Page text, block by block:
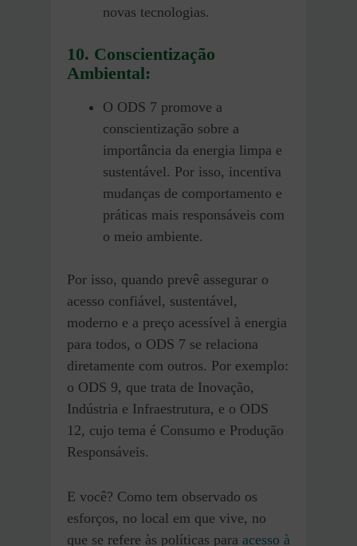
novas tecnologias.
10. Conscientização
Ambiental:
O ODS 7 promove a
conscientização sobre a
importância da energia limpa e
sustentável. Por isso, incentiva
mudanças de comportamento e
práticas mais responsáveis com
o meio ambiente.
Por isso, quando prevê assegurar o
acesso confiável, sustentável,
moderno e a preço acessível à energia
para todos, o ODS 7 se relaciona
diretamente com outros. Por exemplo:
o ODS 9, que trata de Inovação,
Indústria e Infraestrutura, e o ODS
12, cujo tema é Consumo e Produção
Responsáveis.
E você? Como tem observado os
esforços, no local em que vive, no
que se refere às políticas para acesso à